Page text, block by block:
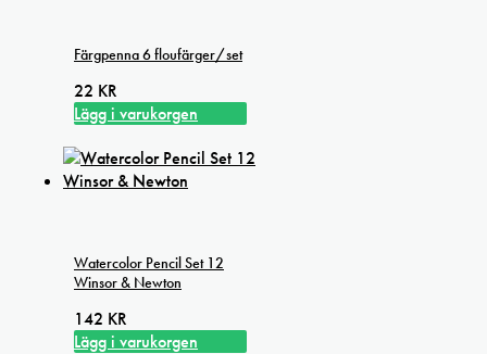
Färgpenna 6 floufärger/set
22 KR
Lägg i varukorgen
Watercolor Pencil Set 12
Winsor & Newton
142 KR
Lägg i varukorgen